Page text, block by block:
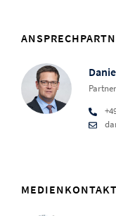
Partner
MEDIENKONTAKT